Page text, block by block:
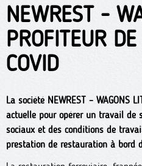
NEWREST -
PROFITEUR
COVID
La société NEWREST – WAGONS
actuelle pour opérer un travail de
sociaux et des conditions de
prestation de restauration à bord